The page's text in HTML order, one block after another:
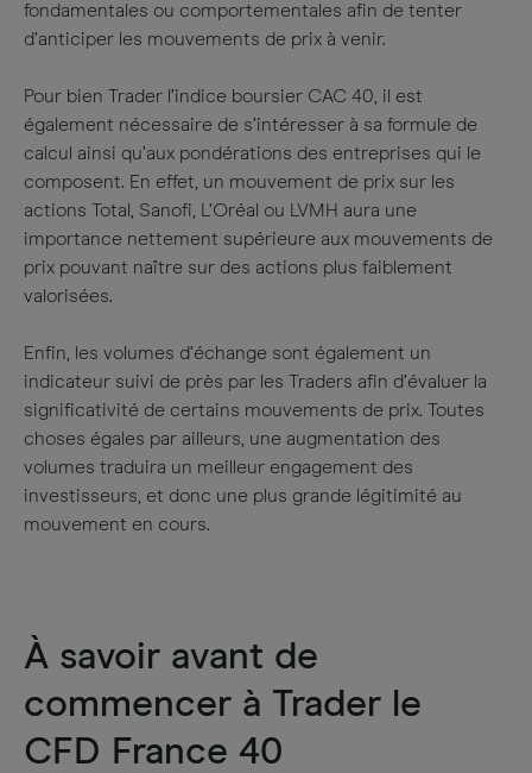
fondamentales ou comportementales afin de tenter
d’anticiper les mouvements de prix à venir.
Pour bien Trader l’indice boursier CAC 40, il est
également nécessaire de s’intéresser à sa formule de
calcul ainsi qu’aux pondérations des entreprises qui le
composent. En effet, un mouvement de prix sur les
actions Total, Sanofi, L’Oréal ou LVMH aura une
importance nettement supérieure aux mouvements de
prix pouvant naître sur des actions plus faiblement
valorisées.
Enfin, les volumes d’échange sont également un
indicateur suivi de près par les Traders afin d’évaluer la
significativité de certains mouvements de prix. Toutes
choses égales par ailleurs, une augmentation des
volumes traduira un meilleur engagement des
investisseurs, et donc une plus grande légitimité au
mouvement en cours.
À savoir avant de
commencer à Trader le
CFD France 40